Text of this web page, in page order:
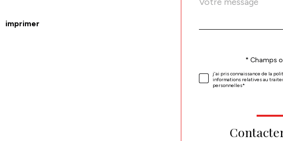
imprimer
défaut
*
Validation
* Champs
j'ai pris connaissance de la
informations relatives au
personnelles*